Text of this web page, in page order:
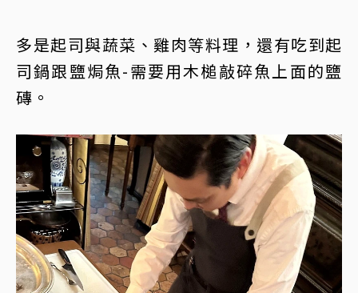
多是起司與蔬菜、雞肉等料理，還有吃到起
司鍋跟鹽焗魚-需要用木槌敲碎魚上面的鹽
磚。